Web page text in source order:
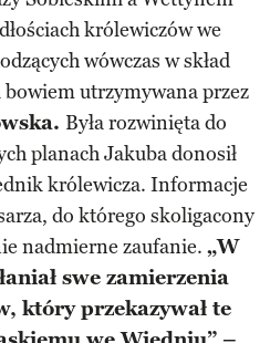
królewiczów we
wówczas w skład
bowiem utrzymywana przez
Była rozwinięta do
planach Jakuba donosił
królewicza. Informacje
do którego skoligacony
nadmierne zaufanie. „W
swe zamierzenia
który przekazywał te